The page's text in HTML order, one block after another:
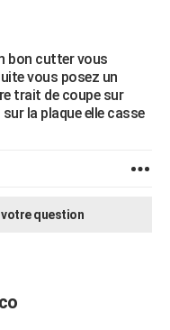
bon cutter vous
vous posez un
trait de coupe sur
la plaque elle casse
votre question